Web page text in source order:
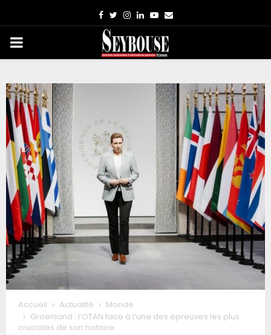
Facebook
TwitterInstagram
LinkedinYoutube
Email
PRIMARY
Accueil Actualité
Monde
Groenland : l’OTAN face à l’une des épreuves les plus
cruciales de son histoire